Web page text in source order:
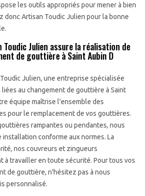
les outils appropriés pour mener à bien
donc Artisan Toudic Julien pour la bonne
Julien assure la réalisation de
de gouttière à Saint Aubin D
Julien, une entreprise spécialisée
au changement de gouttière à Saint
équipe maîtrise l'ensemble des
pour le remplacement de vos gouttières.
rampantes ou pendantes, nous
conforme aux normes. La
nos couvreurs et zingueurs
à travailler en toute sécurité. Pour tous vos
de gouttière, n'hésitez pas à nous
personnalisé.